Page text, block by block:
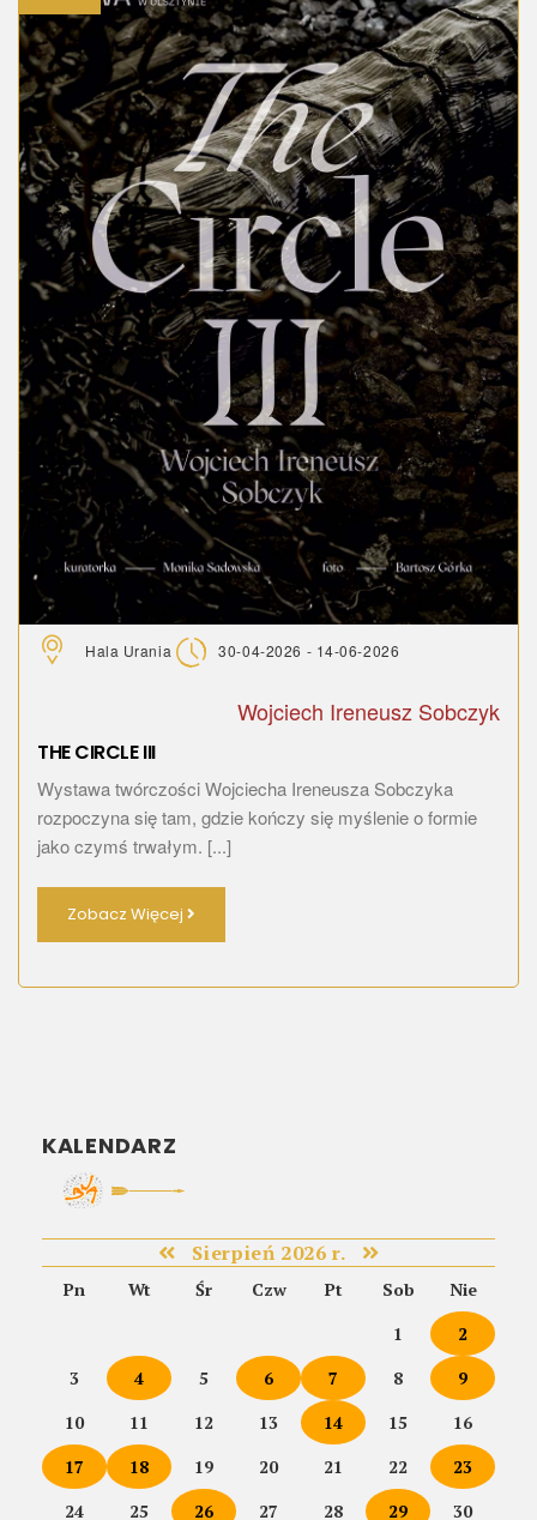
Hala Urania 30-04-2026 - 14-06-2026
Wojciech Ireneusz Sobczyk
THE CIRCLE III
Wystawa twórczości Wojciecha Ireneusza Sobczyka
rozpoczyna się tam, gdzie kończy się myślenie o formie
jako czymś trwałym. [...]
Zobacz Więcej
KALENDARZ
Sierpień 2026 r.
Pn Wt Śr Czw Pt Sob
Nie
1
2
3
4 5 6 7 8
9
10
11 12 13 14 15
16
17
18 19 20 21 22
23
24
25 26 27 28 29 30